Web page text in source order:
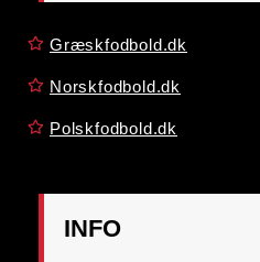
Græskfodbold.dk
Norskfodbold.dk
Polskfodbold.dk
INFO